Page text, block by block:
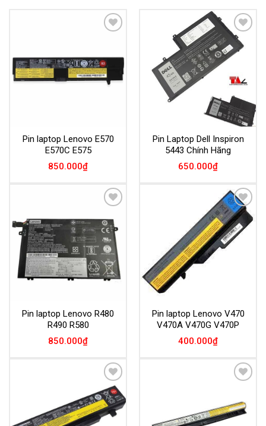
Pin laptop Lenovo E570
E570C E575
850.000₫
Add to
Wishlist
Pin Laptop Dell Inspiron
5443 Chính Hãng
650.000₫
Wishlist
Pin laptop Lenovo R480
R490 R580
850.000₫
Add to
Wishlist
Pin laptop Lenovo V470
V470A V470G V470P
400.000₫
Add to
Wishlist